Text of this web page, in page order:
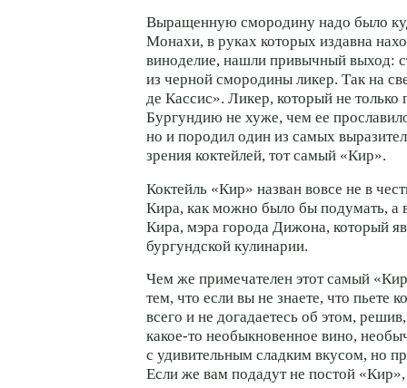
Выращенную смородину надо было
Монахи, в руках которых издавна
виноделие, нашли привычный выход:
из черной смородины ликер. Так на
де Кассис». Ликер, который не только
Бургундию не хуже, чем ее
но и породил один из самых
зрения коктейлей, тот самый «Кир».
Коктейль «Кир» назван вовсе не в
Кира, как можно было бы подумать, а
Кира, мэра города Дижона, который
бургундской кулинарии.
Чем же примечателен этот самый
тем, что если вы не знаете, что пьете
всего и не догадаетесь об этом,
какое-то необыкновенное вино,
с удивительным сладким вкусом, но
Если же вам подадут не постой